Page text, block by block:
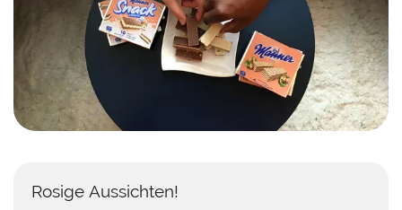
Rosige Aussichten!